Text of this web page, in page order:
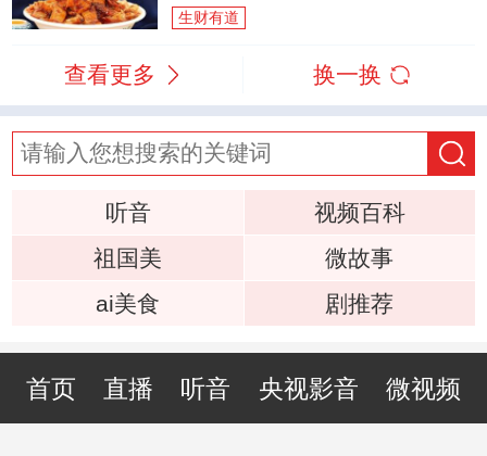
生财有道
查看更多 换一换
听音
视频百科
祖国美
微故事
ai美食
剧推荐
首页 直播 听音 央视影音 微视频